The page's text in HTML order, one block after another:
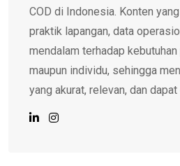
COD di Indonesia. Konten
praktik lapangan, data
mendalam terhadap
maupun individu, sehingga
yang akurat, relevan, dan